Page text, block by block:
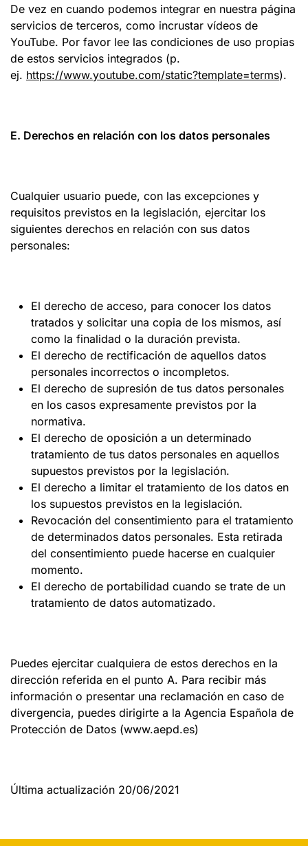
De vez en cuando podemos integrar en nuestra página
servicios de terceros, como incrustar vídeos de
YouTube. Por favor lee las condiciones de uso propias
de estos servicios integrados (p.
ej. https://www.youtube.com/static?template=terms).
E. Derechos en relación con los datos personales
Cualquier usuario puede, con las excepciones y
requisitos previstos en la legislación, ejercitar los
siguientes derechos en relación con sus datos
personales:
El derecho de acceso, para conocer los datos
tratados y solicitar una copia de los mismos, así
como la finalidad o la duración prevista.
El derecho de rectificación de aquellos datos
personales incorrectos o incompletos.
El derecho de supresión de tus datos personales
en los casos expresamente previstos por la
normativa.
El derecho de oposición a un determinado
tratamiento de tus datos personales en aquellos
supuestos previstos por la legislación.
El derecho a limitar el tratamiento de los datos en
los supuestos previstos en la legislación.
Revocación del consentimiento para el tratamiento
de determinados datos personales. Esta retirada
del consentimiento puede hacerse en cualquier
momento.
El derecho de portabilidad cuando se trate de un
tratamiento de datos automatizado.
Puedes ejercitar cualquiera de estos derechos en la
dirección referida en el punto A. Para recibir más
información o presentar una reclamación en caso de
divergencia, puedes dirigirte a la Agencia Española de
Protección de Datos (www.aepd.es)
Última actualización 20/06/2021